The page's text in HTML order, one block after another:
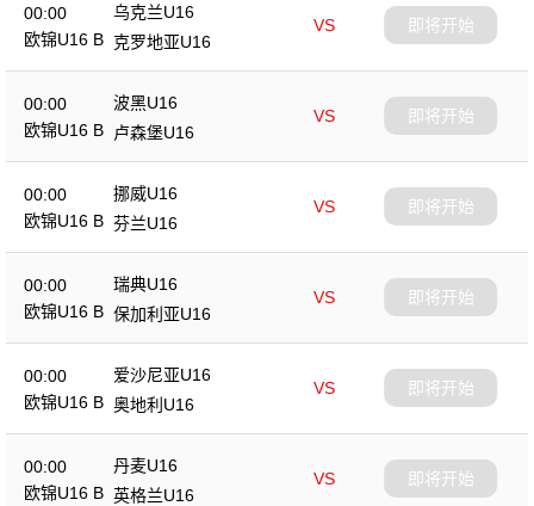
00:00
欧锦U16 B
乌克兰U16
VS
克罗地亚U16
即将开始
00:00
欧锦U16 B
波黑U16
VS
卢森堡U16
即将开始
00:00
欧锦U16 B
挪威U16
VS
芬兰U16
即将开始
00:00
欧锦U16 B
瑞典U16
VS
保加利亚U16
即将开始
00:00
欧锦U16 B
爱沙尼亚U16
VS
奥地利U16
即将开始
00:00
欧锦U16 B
丹麦U16
VS
英格兰U16
即将开始